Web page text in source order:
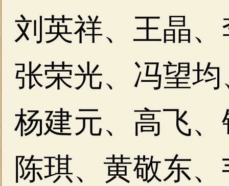
刘英祥、王晶
张荣光、冯望
杨建元、高飞
陈琪、黄敬东